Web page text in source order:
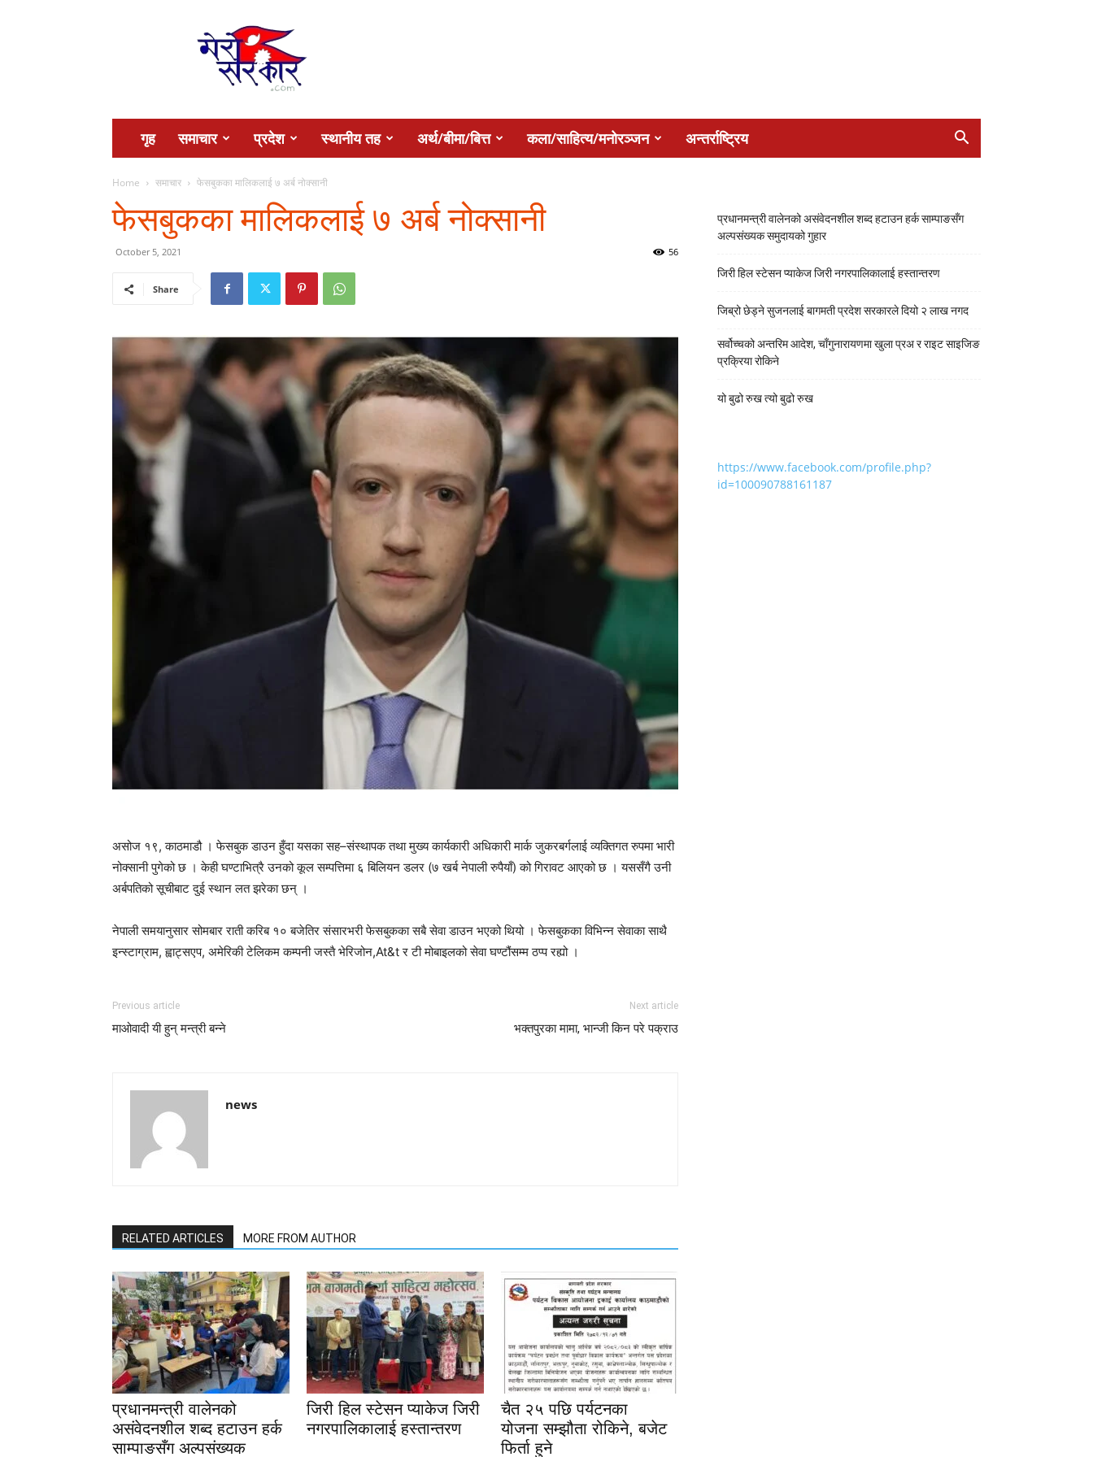
गृह समाचार प्रदेश स्थानीय तह अर्थ/बीमा/बित्त कला/साहित्य/मनोरञ्जन अन्तर्राष्ट्रिय
Home समाचार फेसबुकका मालिकलाई ७ अर्ब नोक्सानी
फेसबुकका मालिकलाई ७ अर्ब नोक्सानी
October 5, 2021 56
Share
असोज १९, काठमाडौ । फेसबुक डाउन हुँदा यसका सह–संस्थापक तथा मुख्य कार्यकारी अधिकारी मार्क जुकरबर्गलाई व्यक्तिगत रुपमा भारी
नोक्सानी पुगेको छ । केही घण्टाभित्रै उनको कूल सम्पत्तिमा ६ बिलियन डलर (७ खर्ब नेपाली रुपैयाँ) को गिरावट आएको छ । यससँगै उनी
अर्बपतिको सूचीबाट दुई स्थान लत झरेका छन् ।
नेपाली समयानुसार सोमबार राती करिब १० बजेतिर संसारभरी फेसबुकका सबै सेवा डाउन भएको थियो । फेसबुकका विभिन्न सेवाका साथै
इन्स्टाग्राम, ह्वाट्सएप, अमेरिकी टेलिकम कम्पनी जस्तै भेरिजोन,At&t र टी मोबाइलको सेवा घण्टौंसम्म ठप्प रह्यो ।
Previous article
माओवादी यी हुन् मन्त्री बन्ने
Next article
भक्तपुरका मामा, भान्जी किन परे पक्राउ
news
RELATED ARTICLES MORE FROM AUTHOR
प्रधानमन्त्री वालेनको
असंवेदनशील शब्द हटाउन हर्क
साम्पाङसँग अल्पसंख्यक
जिरी हिल स्टेसन प्याकेज जिरी
नगरपालिकालाई हस्तान्तरण
चैत २५ पछि पर्यटनका
योजना सम्झौता रोकिने, बजेट
फिर्ता हुने
प्रधानमन्त्री वालेनको असंवेदनशील शब्द हटाउन हर्क साम्पाङसँग
अल्पसंख्यक समुदायको गुहार
जिरी हिल स्टेसन प्याकेज जिरी नगरपालिकालाई हस्तान्तरण
जिब्रो छेड्ने सुजनलाई बागमती प्रदेश सरकारले दियो २ लाख नगद
सर्वोच्चको अन्तरिम आदेश, चाँगुनारायणमा खुला प्रअ र राइट साइजिङ
प्रक्रिया रोकिने
यो बुढो रुख त्यो बुढो रुख
https://www.facebook.com/profile.php?
id=100090788161187